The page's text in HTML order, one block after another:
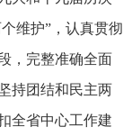
维护”，认真贯彻
，完整准确全面
持团结和民主两
全省中心工作建